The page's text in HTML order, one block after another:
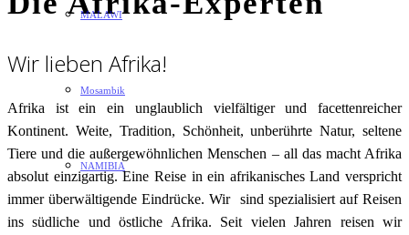
MALAWI
Mosambik
NAMIBIA
Wir lieben Afrika!
Afrika ist ein ein unglaublich vielfältiger und facettenreicher
Kontinent. Weite, Tradition, Schönheit, unberührte Natur, seltene
Tiere und die außergewöhnlichen Menschen – all das macht Afrika
absolut einzigartig. Eine Reise in ein afrikanisches Land verspricht
immer überwältigende Eindrücke. Wir sind spezialisiert auf Reisen
ins südliche und östliche Afrika. Seit vielen Jahren reisen wir